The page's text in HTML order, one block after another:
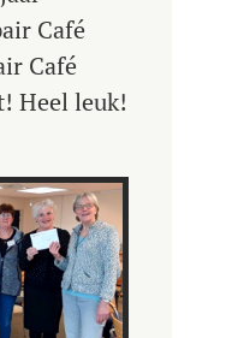
Café
Café
Heel leuk!